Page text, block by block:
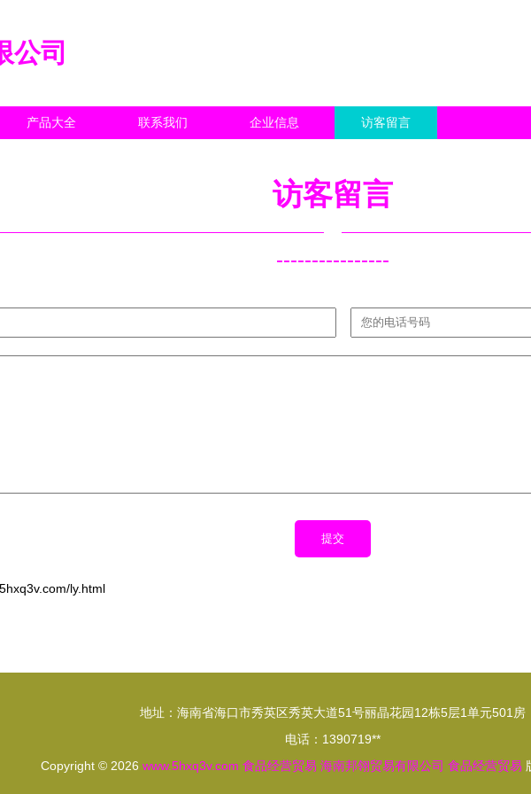
公司
产品大全 联系我们 企业信息 访客留言
访客留言
----------------
ly.html
地址：海南省海口市秀英区秀英大道51号丽晶花园12栋5层1单元501房
电话：1390719**
Copyright © 2026 www.5hxq3v.com 食品经营贸易 海南邦翎贸易有限公司 食品经营贸易